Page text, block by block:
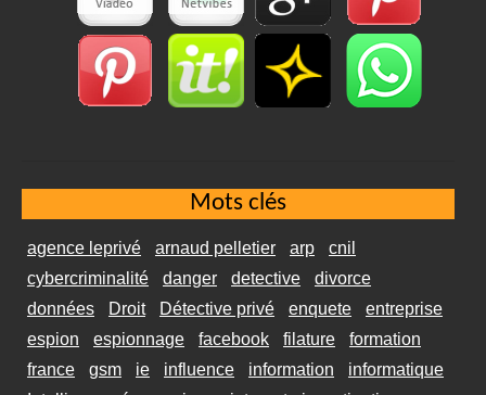
Mots clés
agence leprivé arnaud pelletier arp
cnil
cybercriminalité
danger detective
divorce
données
Droit Détective privé enquete
entreprise
espion
espionnage facebook filature
formation
france
gsm ie influence information
informatique